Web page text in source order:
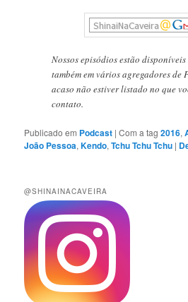
Nossos episódios estão
também em vários agregadores de
acaso não estiver listado no que
contato.
Publicado em Podcast |Com a tag2016,
João Pessoa,Kendo,Tchu Tchu Tchu |
@SHINAINACAVEIRA